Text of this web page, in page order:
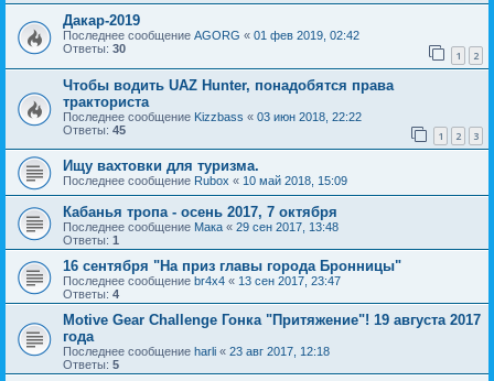
Дакар-2019
Последнее сообщение AGORG « 01 фев 2019, 02:42
Ответы: 30 1 2
Чтобы водить UAZ Hunter, понадобятся права
тракториста
Последнее сообщение Kizzbass « 03 июн 2018, 22:22
Ответы: 45 1 2 3
Ищу вахтовки для туризма.
Последнее сообщение Rubox « 10 май 2018, 15:09
Кабанья тропа - осень 2017, 7 октября
Последнее сообщение Мака « 29 сен 2017, 13:48
Ответы: 1
16 сентября "На приз главы города Бронницы"
Последнее сообщение br4x4 « 13 сен 2017, 23:47
Ответы: 4
Motive Gear Challenge Гонка "Притяжение"! 19 августа 2017
года
Последнее сообщение harli « 23 авг 2017, 12:18
Ответы: 5